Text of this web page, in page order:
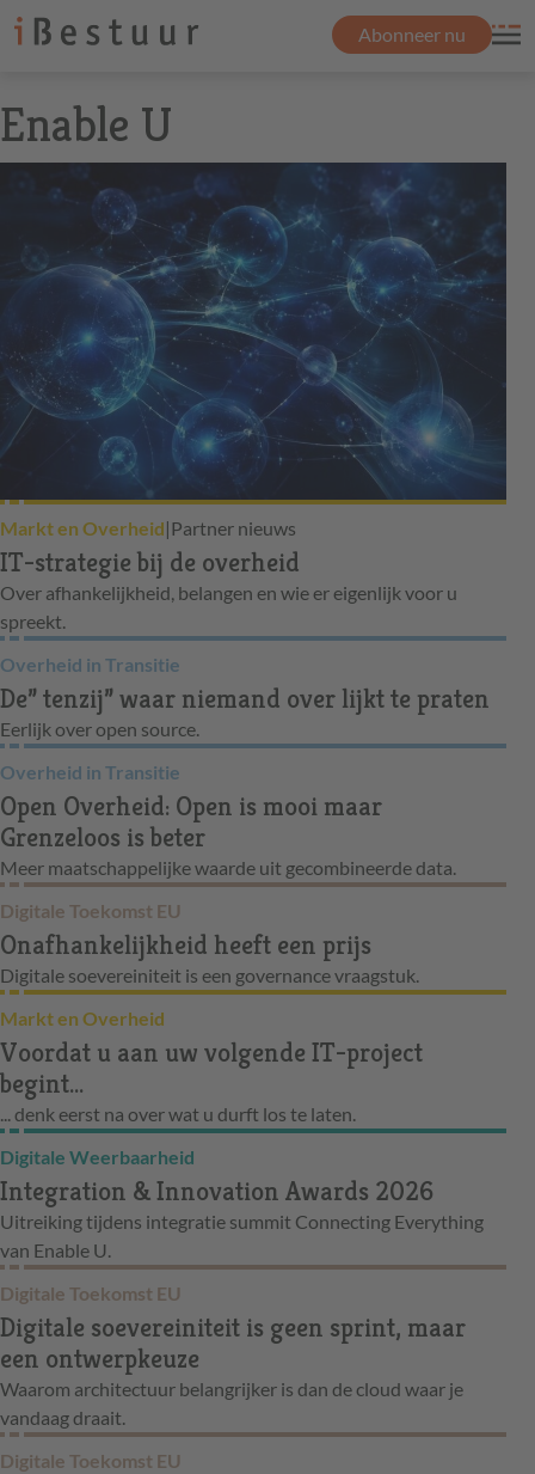
Abonneer nu
Enable U
Markt en Overheid|Partner nieuws
IT-strategie bij de overheid
Over afhankelijkheid, belangen en wie er eigenlijk voor u
spreekt.
Overheid in Transitie
De” tenzij” waar niemand over lijkt te praten
Eerlijk over open source.
Overheid in Transitie
Open Overheid: Open is mooi maar
Grenzeloos is beter
Meer maatschappelijke waarde uit gecombineerde data.
Digitale Toekomst EU
Onafhankelijkheid heeft een prijs
Digitale soevereiniteit is een governance vraagstuk.
Markt en Overheid
Voordat u aan uw volgende IT-project
begint...
... denk eerst na over wat u durft los te laten.
Digitale Weerbaarheid
Integration & Innovation Awards 2026
Uitreiking tijdens integratie summit Connecting Everything
van Enable U.
Digitale Toekomst EU
Digitale soevereiniteit is geen sprint, maar
een ontwerpkeuze
Waarom architectuur belangrijker is dan de cloud waar je
vandaag draait.
Digitale Toekomst EU